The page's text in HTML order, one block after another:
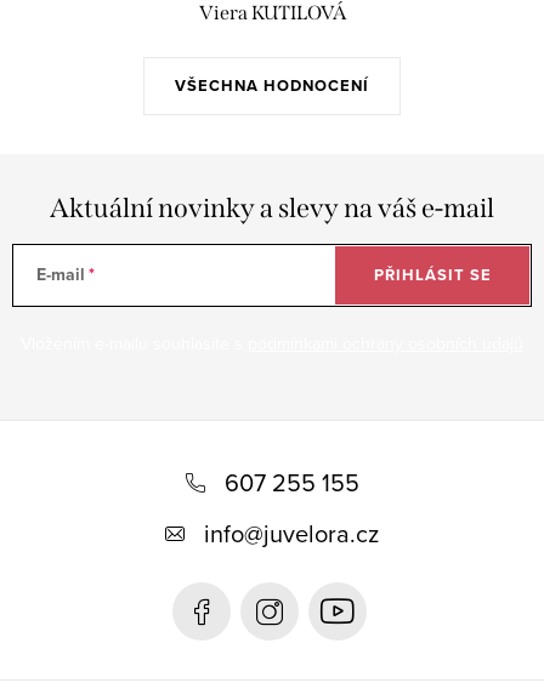
VŠECHNA HODNOCENÍ
Viera KUTILOVÁ
Aktuální novinky a slevy na váš e-mail
E-mail PŘIHLÁSIT SE
607 255 155
info@juvelora.cz